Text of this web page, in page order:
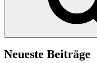
Neueste Beiträge